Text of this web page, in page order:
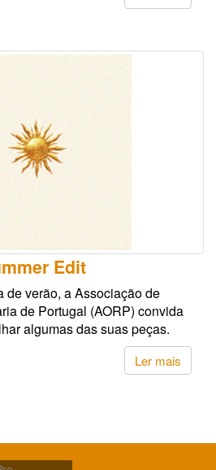
Edit
de verão, a Associação de
de Portugal (AORP) convida
algumas das suas peças.
Ler mais